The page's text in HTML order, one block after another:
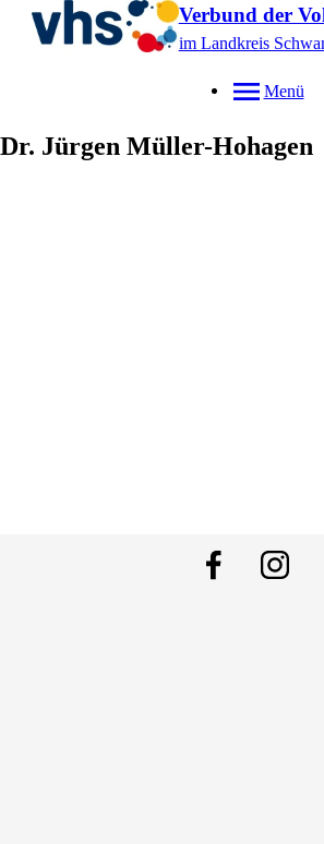
Verbund der
im Landkreis
Menü
Dr. Jürgen Müller-Hohagen